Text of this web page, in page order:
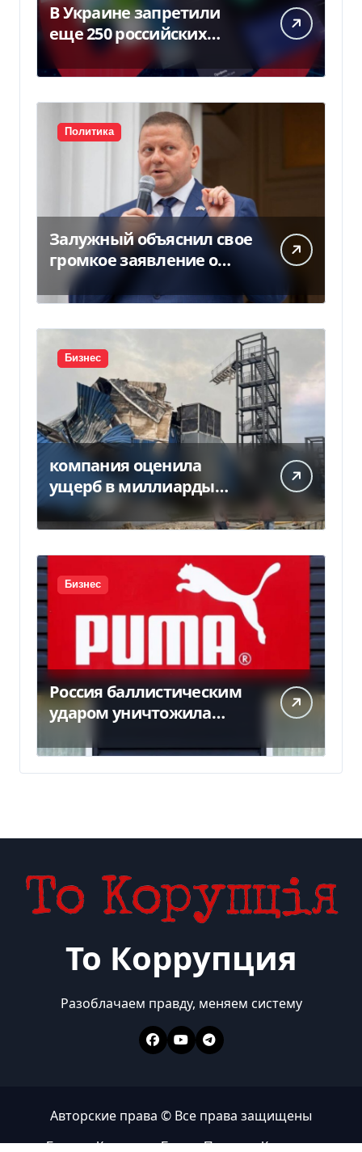
В Украине запретили
еще 250 российских
программ и видов
оборудования — Delo.ua
Политика
Залужный объяснил свое
громкое заявление о
вступлении Украины в
НАТО
Бизнес
компания оценила
ущерб в миллиарды
гривен
Бизнес
Россия баллистическим
ударом уничтожила
детали
То Коррупция
Разоблачаем правду, меняем систему
Авторские права © Все права защищены
ГлавнаяКоррупцияБизнесПолитикаКонтакты